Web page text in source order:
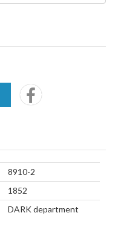
8910-2
1852
DARK department